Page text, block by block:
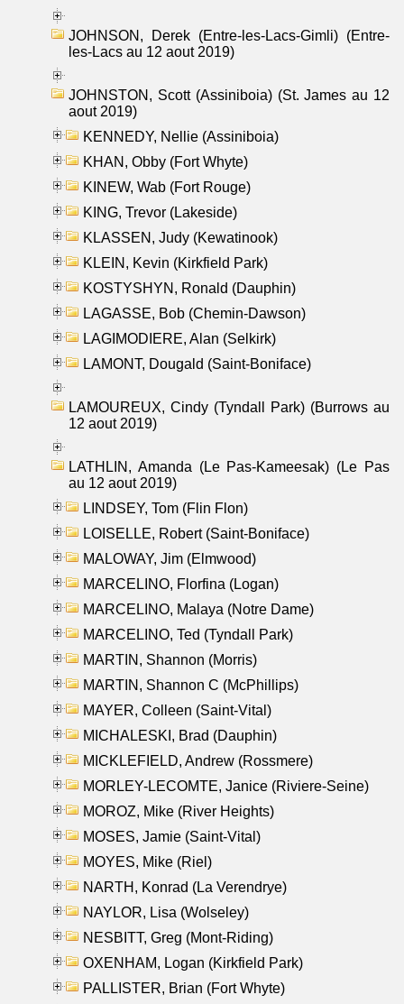
JOHNSON, Derek (Entre-les-Lacs-Gimli) (Entre-
les-Lacs au 12 aout 2019)
JOHNSTON, Scott (Assiniboia) (St. James au 12
aout 2019)
KENNEDY, Nellie (Assiniboia)
KHAN, Obby (Fort Whyte)
KINEW, Wab (Fort Rouge)
KING, Trevor (Lakeside)
KLASSEN, Judy (Kewatinook)
KLEIN, Kevin (Kirkfield Park)
KOSTYSHYN, Ronald (Dauphin)
LAGASSE, Bob (Chemin-Dawson)
LAGIMODIERE, Alan (Selkirk)
LAMONT, Dougald (Saint-Boniface)
LAMOUREUX, Cindy (Tyndall Park) (Burrows au
12 aout 2019)
LATHLIN, Amanda (Le Pas-Kameesak) (Le Pas
au 12 aout 2019)
LINDSEY, Tom (Flin Flon)
LOISELLE, Robert (Saint-Boniface)
MALOWAY, Jim (Elmwood)
MARCELINO, Florfina (Logan)
MARCELINO, Malaya (Notre Dame)
MARCELINO, Ted (Tyndall Park)
MARTIN, Shannon (Morris)
MARTIN, Shannon C (McPhillips)
MAYER, Colleen (Saint-Vital)
MICHALESKI, Brad (Dauphin)
MICKLEFIELD, Andrew (Rossmere)
MORLEY-LECOMTE, Janice (Riviere-Seine)
MOROZ, Mike (River Heights)
MOSES, Jamie (Saint-Vital)
MOYES, Mike (Riel)
NARTH, Konrad (La Verendrye)
NAYLOR, Lisa (Wolseley)
NESBITT, Greg (Mont-Riding)
OXENHAM, Logan (Kirkfield Park)
PALLISTER, Brian (Fort Whyte)